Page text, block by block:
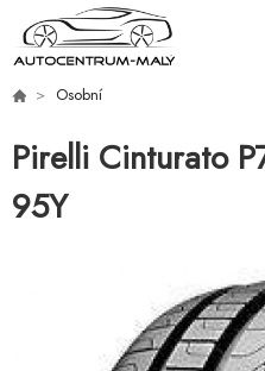
Osobní
Pirelli Cinturato
95Y